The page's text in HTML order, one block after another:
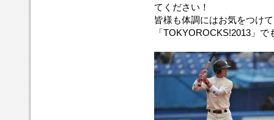
てください！
皆様も体調にはお気をつけ
「TOKYOROCKS!2013」